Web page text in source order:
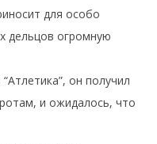
для особо
дельцов огромную
он получил
и ожидалось, что